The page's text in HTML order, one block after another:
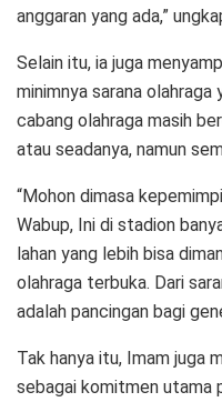
anggaran yang ada,”
Selain itu, ia juga
minimnya sarana
cabang olahraga masih
atau seadanya, namun
“Mohon dimasa
Wabup, Ini di stadion
lahan yang lebih bisa
olahraga terbuka. Dari
adalah pancingan bagi
Tak hanya itu, Imam juga
sebagai komitmen utama